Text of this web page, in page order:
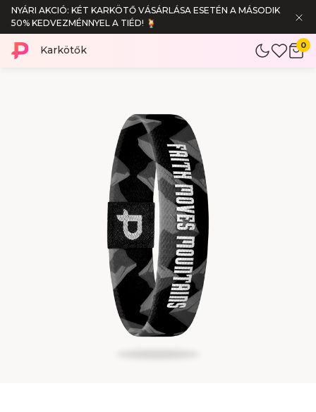
NYÁRI AKCIÓ: KÉT KARKÖTŐ VÁSÁRLÁSA ESETÉN A MÁSODIK
50% KEDVEZMÉNNYEL A TIÉD! 🍹
Karkötők 0